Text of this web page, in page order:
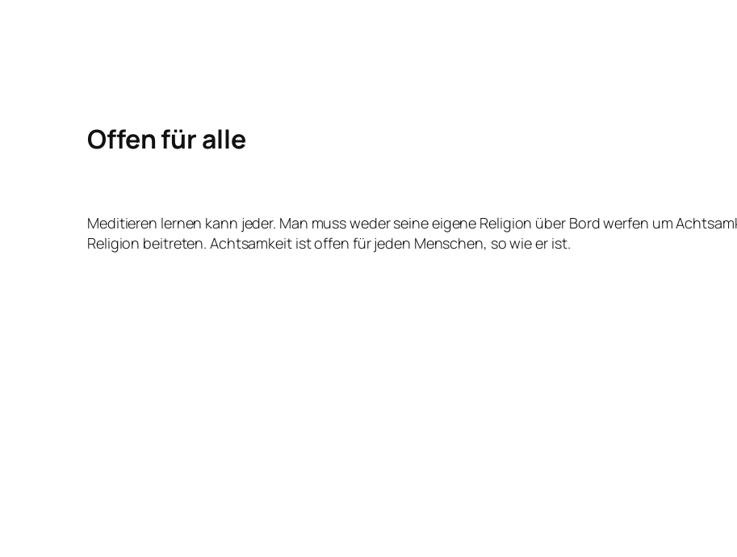
Offen für alle
Meditieren lernen kann jeder. Man muss weder seine eigene Religion über Bord werfen um
Religion beitreten. Achtsamkeit ist offen für jeden Menschen, so wie er ist.